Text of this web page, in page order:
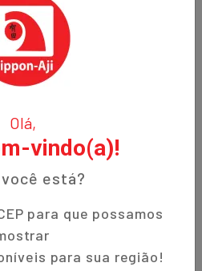
Olá,
vindo(a)!
você está?
para que possamos
para sua região!
em Curitiba, temos o
nossos clientes qualidade,
excepcional. Descubra a
cada produto!